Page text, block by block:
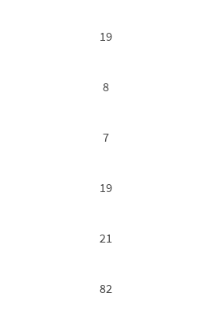
19
8
7
19
21
82